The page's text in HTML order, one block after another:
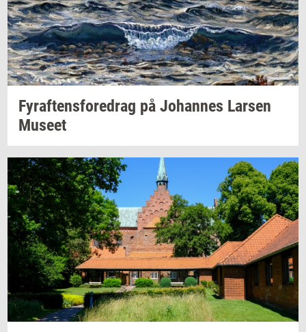
Fyraf­tens­fored­rag på Jo­han­nes Lar­sen
Mu­se­et